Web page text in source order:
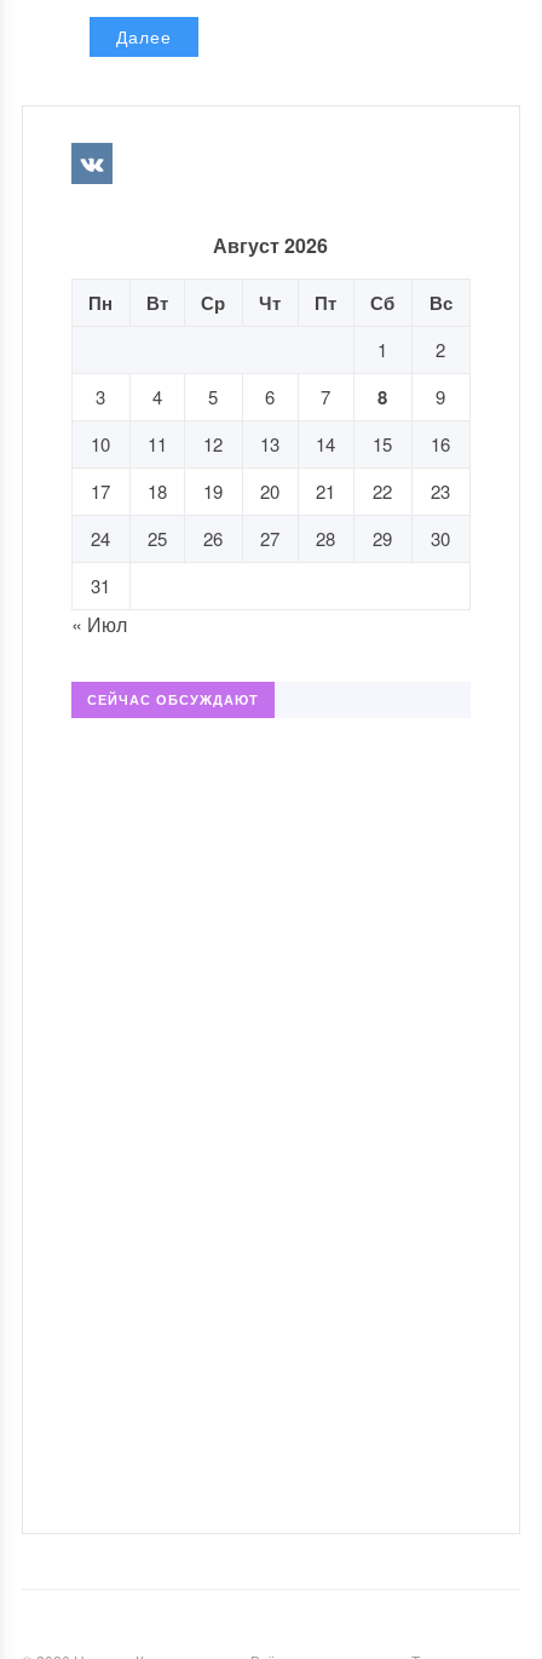
Далее
Август 2026
Пн Вт Ср Чт Пт Сб Вс
1
2
3
4 5 6 7 8
9
10
11 12 13 14 15
16
17
18 19 20 21 22
23
24
25 26 27 28 29
30
31
« Июл
СЕЙЧАС ОБСУЖДАЮТ